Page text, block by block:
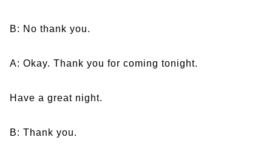
B: No thank you.
A: Okay. Thank you for coming tonight.
Have a great night.
B: Thank you.